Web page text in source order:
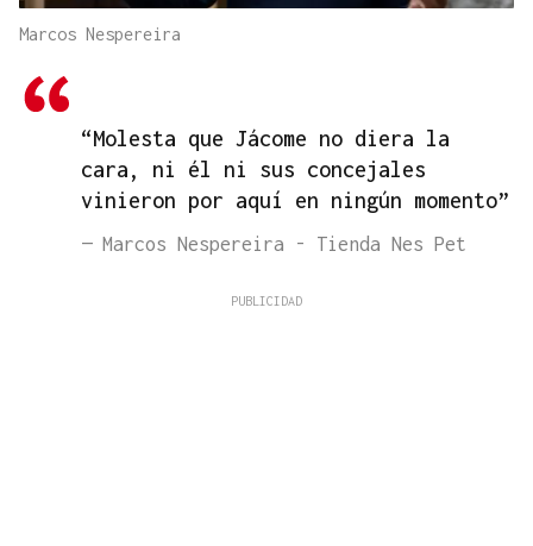
Marcos Nespereira
“Molesta que Jácome no diera la
cara, ni él ni sus concejales
vinieron por aquí en ningún momento”
— Marcos Nespereira - Tienda Nes Pet